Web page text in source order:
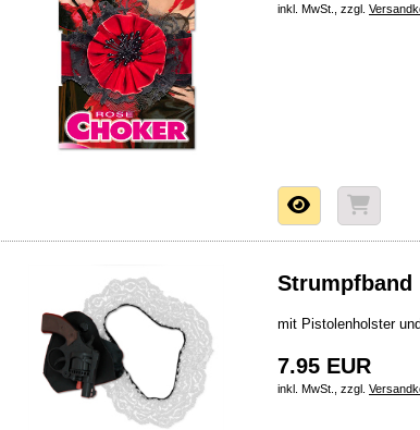
inkl. MwSt., zzgl.
Strumpfband
mit Pistolenholster
7.95 EUR
inkl. MwSt., zzgl.